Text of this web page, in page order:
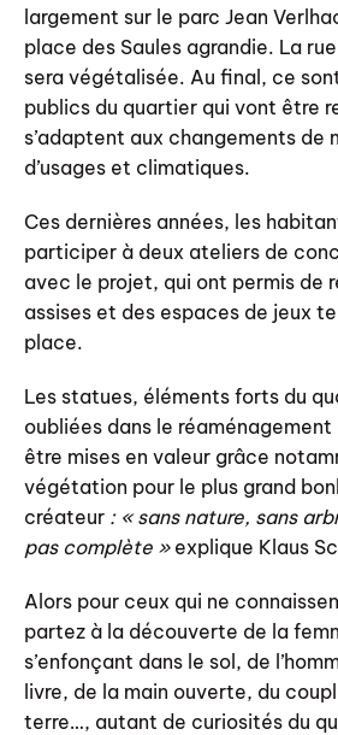
largement sur le parc Jean
place des Saules agrandie. La
sera végétalisée. Au final, ce
publics du quartier qui vont être
s’adaptent aux changements de
d’usages et climatiques.
Ces dernières années, les
participer à deux ateliers de
avec le projet, qui ont permis de
assises et des espaces de jeux
place.
Les statues, éléments forts du
oubliées dans le
être mises en valeur grâce
végétation pour le plus grand
créateur : « sans nature, sans
pas complète »explique Klaus
Alors pour ceux qui ne
partez à la découverte de la
s’enfonçant dans le sol, de
livre, de la main ouverte, du
terre…, autant de curiosités du